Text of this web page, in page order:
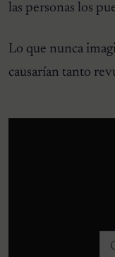
las personas los
Lo que nunca
causarían tanto